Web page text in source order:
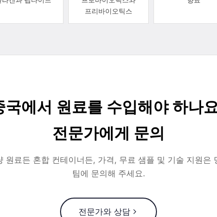
프리바이오틱스
국에서 원료를 수입해야 하나
전문가에게 문의
원료든 혼합 컨테이너든, 가격, 무료 샘플 및 기술 지원은
팀에 문의해 주세요.
전문가와 상담